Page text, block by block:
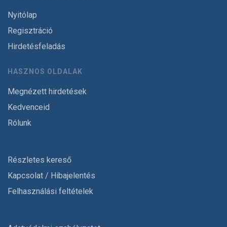
Nyitólap
Regisztráció
Hirdetésfeladás
HASZNOS OLDALAK
Megnézett hirdetések
Kedvenceid
Rólunk
Részletes kereső
Kapcsolat / Hibajelentés
Felhasználási feltételek